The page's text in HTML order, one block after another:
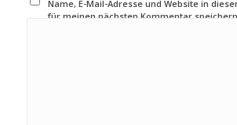
Name, E-Mail-Adresse und Website in
für meinen nächsten Kommentar speichern.